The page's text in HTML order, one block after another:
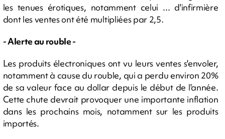
les tenues érotiques, notamment celui ... d'infirmière
dont les ventes ont été multipliées par 2,5.
- Alerte au rouble -
Les produits électroniques ont vu leurs ventes s'envoler,
notamment à cause du rouble, qui a perdu environ 20%
de sa valeur face au dollar depuis le début de l'année.
Cette chute devrait provoquer une importante inflation
dans les prochains mois, notamment sur les produits
importés.